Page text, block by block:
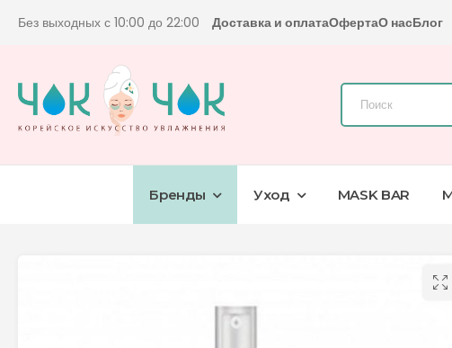
Без выходных с 10:00 до 22:00 Доставка и оплатаОфертаО насБлог
Бренды Уход MASK BAR